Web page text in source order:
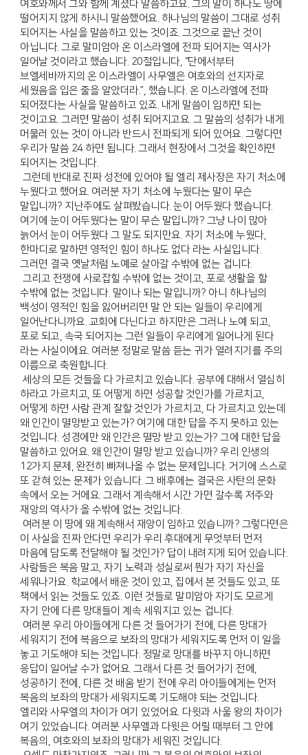
여호와께서 그와 함께 계셨다 말씀하고요. 그의 말이 하나도 땅에
떨어지지 않게 하시니 말씀했어요. 하나님의 말씀이 그대로 성취
되어지는 사실을 말씀하고 있는 것이죠. 그것으로 끝난 것이
아닙니다. 그로 말미암아 온 이스라엘에 전파 되어지는 역사가
일어날 것이라고 했습니다. 20절입니다, “단에서부터
브엘세바까지의 온 이스라엘이 사무엘은 여호와의 선지자로
세웠음을 입은 줄을 알았더라.”, 했습니다. 온 이스라엘에 전파
되어졌다는 사실을 말씀하고 있죠. 내게 말씀이 임하면 되는
것이고요. 그러면 말씀이 성취 되어지고요. 그 말씀의 성취가 내게
머물러 있는 것이 아니라 반드시 전파되게 되어 있어요. 그렇다면
우리가 말씀 24 하면 됩니다. 그래서 현장에서 그것을 확인하면
되어지는 것입니다.
그런데 반대로 진짜 성전에 있어야 될 엘리 제사장은 자기 처소에
누웠다고 했어요. 여러분 자기 처소에 누웠다는 말이 무슨
말입니까? 지난주에도 살펴봤습니다. 눈이 어두웠다 했습니다.
여기에 눈이 어두웠다는 말이 무슨 말입니까? 그냥 나이 많아
늙어서 눈이 어두웠다 그 말도 되지만요. 자기 처소에 누웠다,
한마디로 말하면 영적인 힘이 하나도 없다 라는 사실입니다.
그러면 결국 옛날처럼 노예로 살아갈 수밖에 없는 겁니다.
그리고 전쟁에 사로잡힐 수밖에 없는 것이고, 포로 생활을 할
수밖에 없는 것입니다. 말이나 되는 말입니까? 아니 하나님의
백성이 영적인 힘을 잃어버리면 말 안 되는 일들이 우리에게
일어난다니까요. 교회에 다닌다고 하지만은 그러나 노예 되고,
포로 되고, 속국 되어지는 그런 일들이 우리에게 일어나게 된다
라는 사실이에요. 여러분 정말로 말씀 듣는 귀가 열려지기를 주의
이름으로 축원합니다.
세상의 모든 것들을 다 가르치고 있습니다. 공부에 대해서 열심히
하라고 가르치고, 또 어떻게 하면 성공할 것인가를 가르치고,
어떻게 하면 사람 관계 잘할 것인가 가르치고, 다 가르치고 있는데
왜 인간이 멸망받고 있는가? 여기에 대한 답을 주지 못하고 있는
것입니다. 성경에만 왜 인간은 멸망 받고 있는가? 그에 대한 답을
말씀하고 있어요. 왜 인간이 멸망 받고 있습니까? 우리 인생의
12가지 문제, 완전히 빠져나올 수 없는 문제입니다. 거기에 스스로
또 갇혀 있는 문제가 있습니다. 그 배후에는 결국은 사탄의 문화
속에서 오는 거에요. 그래서 계속해서 시간 가면 갈수록 저주와
재앙의 역사가 올 수밖에 없는 것입니다.
여러분 이 땅에 왜 계속해서 재앙이 임하고 있습니까? 그렇다면은
이 사실을 진짜 안다면 우리가 우리 후대에게 무엇부터 먼저
마음에 담도록 전달해야 될 것인가? 답이 내려지게 되어 있습니다.
사람들은 복음 말고, 자기 노력과 성실로써 뭔가 자기 자신을
세워나가요. 학교에서 배운 것이 있고, 집에서 본 것들도 있고, 또
책에서 읽는 것들도 있죠. 이런 것들로 말미암아 자기도 모르게
자기 안에 다른 망대들이 계속 세워지고 있는 겁니다.
여러분 우리 아이들에게 다른 것 들어가기 전에, 다른 망대가
세워지기 전에 복음으로 보좌의 망대가 세워지도록 먼저 이 일을
놓고 기도해야 되는 것입니다. 정말로 망대를 바꾸지 아니하면
응답이 일어날 수가 없어요. 그래서 다른 것 들어가기 전에,
성공하기 전에, 다른 것 배움 받기 전에 우리 아이들에게는 먼저
복음의 보좌의 망대가 세워지도록 기도해야 되는 것입니다.
엘리와 사무엘의 차이가 여기 있었어요. 다윗과 사울 왕의 차이가
여기 있었습니다. 여러분 사무엘과 다윗은 어릴 때부터 그 안에
복음의, 여호와의 보좌의 망대가 세워진 것입니다.